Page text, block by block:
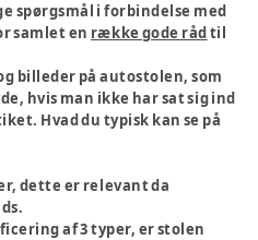
spørgsmål i forbindelse med
samlet en række gode rådtil
billeder på autostolen, som
hvis man ikke har sat sig ind
Hvad du typisk kan se på
dette er relevant da
af 3 typer, er stolen